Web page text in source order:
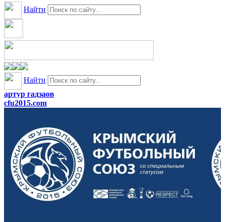
Найти
Найти
артур гадзаов
cfu2015.com